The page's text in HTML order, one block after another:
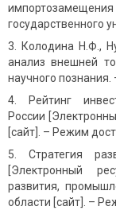
государственного
Колодина Н.Ф.,
анализ внешней
научного познания.
Рейтинг
России
[сайт]. – Режим
Стратегия
[Электронный
развития,
области [сайт]. –